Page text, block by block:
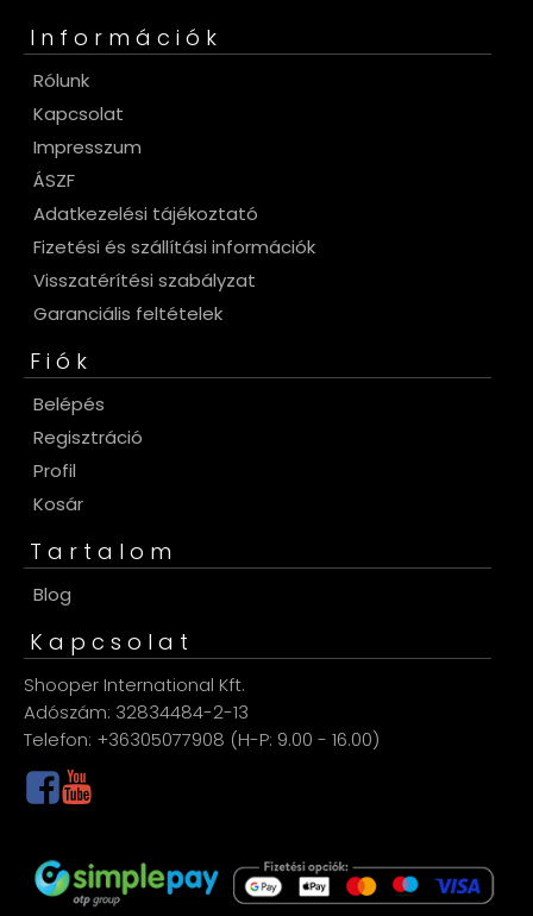
Információk
Rólunk
Kapcsolat
Impresszum
ÁSZF
Adatkezelési tájékoztató
Fizetési és szállítási információk
Visszatérítési szabályzat
Garanciális feltételek
Fiók
Belépés
Regisztráció
Profil
Kosár
Tartalom
Blog
Kapcsolat
Shooper International Kft.
Adószám: 32834484-2-13
Telefon: +36305077908 (H-P: 9.00 - 16.00)